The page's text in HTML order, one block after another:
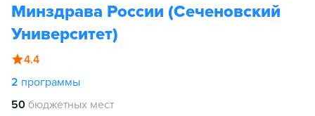
Минздрава России (Сеченовский
Университет)
4.4
2 программы
50 бюджетных мест